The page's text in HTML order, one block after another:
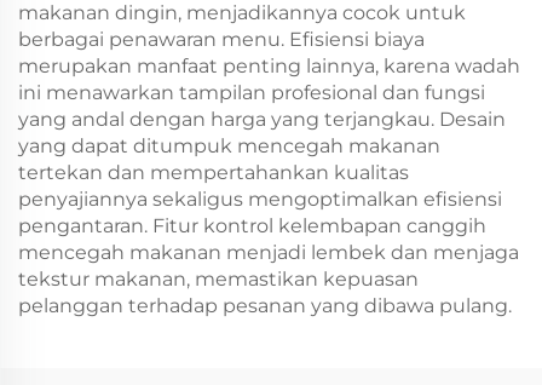
makanan dingin, menjadikannya cocok untuk
berbagai penawaran menu. Efisiensi biaya
merupakan manfaat penting lainnya, karena wadah
ini menawarkan tampilan profesional dan fungsi
yang andal dengan harga yang terjangkau. Desain
yang dapat ditumpuk mencegah makanan
tertekan dan mempertahankan kualitas
penyajiannya sekaligus mengoptimalkan efisiensi
pengantaran. Fitur kontrol kelembapan canggih
mencegah makanan menjadi lembek dan menjaga
tekstur makanan, memastikan kepuasan
pelanggan terhadap pesanan yang dibawa pulang.